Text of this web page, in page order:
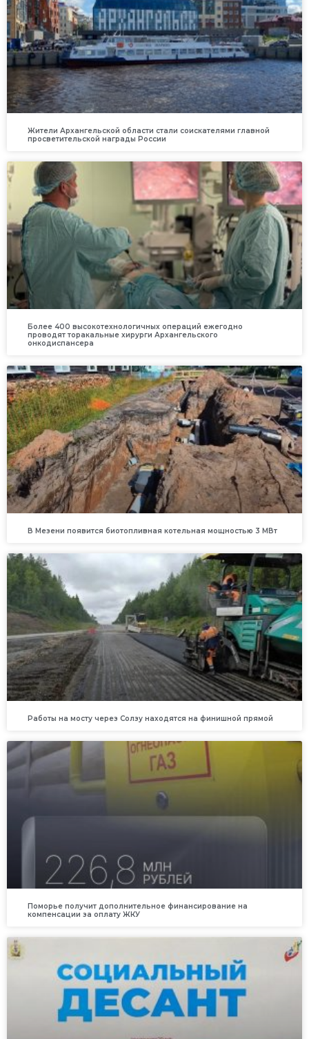
Жители Архангельской области стали соискателями главной
просветительской награды России
Более 400 высокотехнологичных операций ежегодно
проводят торакальные хирурги Архангельского
онкодиспансера
В Мезени появится биотопливная котельная мощностью 3 МВт
Работы на мосту через Солзу находятся на финишной прямой
Поморье получит дополнительное финансирование на
компенсации за оплату ЖКУ